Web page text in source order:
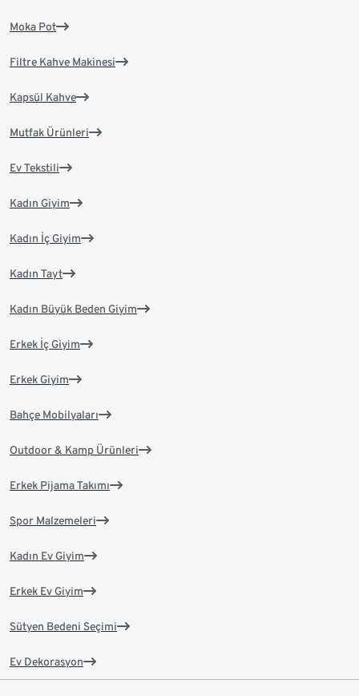
Moka Pot
Filtre Kahve Makinesi
Kapsül Kahve
Mutfak Ürünleri
Ev Tekstili
Kadın Giyim
Kadın İç Giyim
Kadın Tayt
Kadın Büyük Beden Giyim
Erkek İç Giyim
Erkek Giyim
Bahçe Mobilyaları
Outdoor & Kamp Ürünleri
Erkek Pijama Takımı
Spor Malzemeleri
Kadın Ev Giyim
Erkek Ev Giyim
Sütyen Bedeni Seçimi
Ev Dekorasyon